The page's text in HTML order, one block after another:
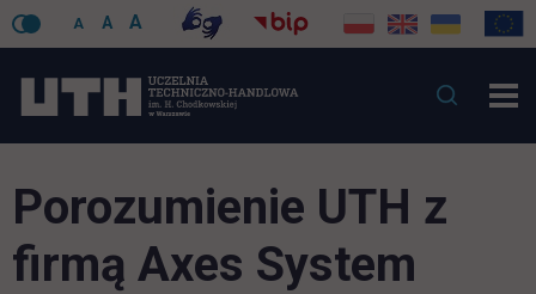
A A A
Porozumienie UTH z
firmą Axes System